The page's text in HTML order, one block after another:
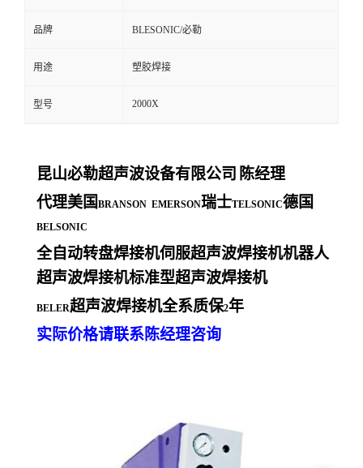
品牌 BLESONIC/必勒
用途 塑胶焊接
型号 2000X
昆山必勒超声波设备有限公司 陈经理
代理美国 BRANSON EMERSON瑞士TELSONIC德国
BELSONIC
全自动转盘焊接机伺服超声波焊接机机器人
超声波焊接机标准型超声波焊接机
BELER超声波焊接机全系质保2年
实际价格请联系陈经理咨询